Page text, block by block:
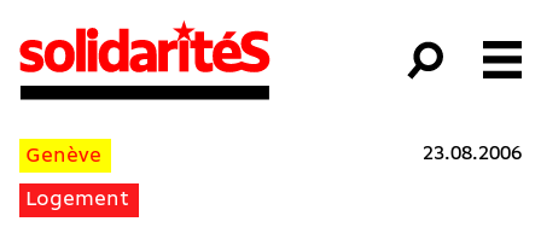
Genève
Logement
23.08.2006